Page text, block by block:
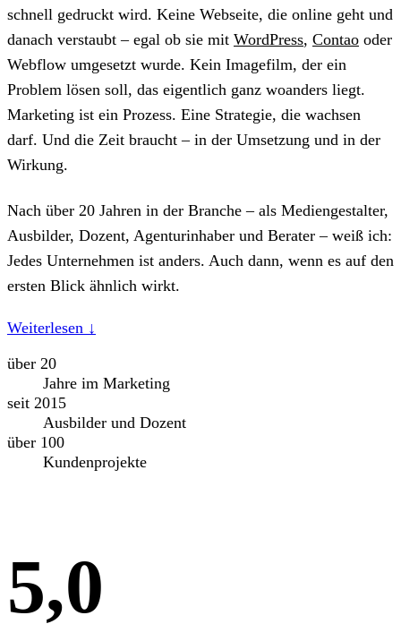
schnell gedruckt wird. Keine Webseite, die online geht und
danach verstaubt – egal ob sie mit WordPress, Contao oder
Webflow umgesetzt wurde. Kein Imagefilm, der ein
Problem lösen soll, das eigentlich ganz woanders liegt.
Marketing ist ein Prozess. Eine Strategie, die wachsen
darf. Und die Zeit braucht – in der Umsetzung und in der
Wirkung.
Nach über 20 Jahren in der Branche – als Mediengestalter,
Ausbilder, Dozent, Agenturinhaber und Berater – weiß ich:
Jedes Unternehmen ist anders. Auch dann, wenn es auf den
ersten Blick ähnlich wirkt.
Weiterlesen ↓
über 20
Jahre im Marketing
seit 2015
Ausbilder und Dozent
über 100
Kundenprojekte
5,0